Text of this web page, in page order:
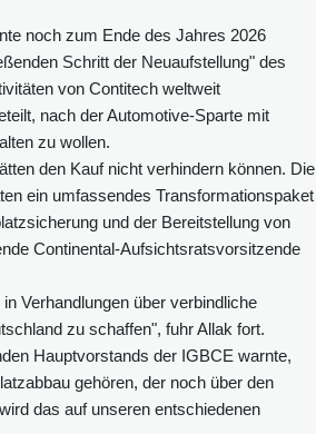
noch zum Ende des Jahres 2026
Schritt der Neuaufstellung" des
von Contitech weltweit
nach der Automotive-Sparte mit
zu wollen.
den Kauf nicht verhindern können. Die
ein umfassendes Transformationspaket
und der Bereitstellung von
Continental-Aufsichtsratsvorsitzende
Verhandlungen über verbindliche
zu schaffen", fuhr Allak fort.
Hauptvorstands der IGBCE warnte,
gehören, der noch über den
das auf unseren entschiedenen